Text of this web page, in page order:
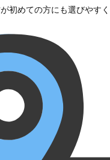
初めての方にも選びやす